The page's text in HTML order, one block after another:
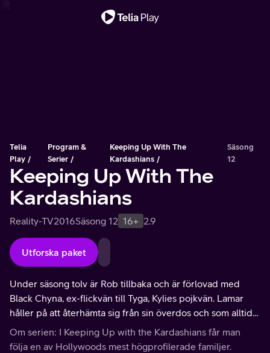
Telia
Play
Program &
Serier
Keeping Up With The
Kardashians
Säsong
12
Keeping Up With The
Kardashians
Reality-TV2016Säsong 12 16+ 2.9
Utforska paket
Under säsong tolv är Rob tillbaka och är förlovad med
Black Chyna, ex-flickvän till Tyga, Kylies pojkvän. Lamar
håller på att återhämta sig från sin överdos och som alltid
håller denna familj ihop i vått och torrt.
Om serien: I Keeping Up with the Kardashians får man
följa en av Hollywoods mest högprofilerade familjer.